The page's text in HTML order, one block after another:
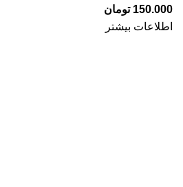
150.000 تومان
اطلاعات بیشتر